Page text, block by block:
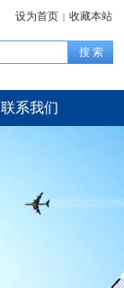
设为首页 | 收藏本站
联系我们